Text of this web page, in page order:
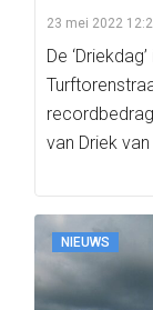
23 mei 2022
De
van Driek
NIEUWS